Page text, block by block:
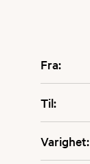
Fra:
Til:
Varighet: